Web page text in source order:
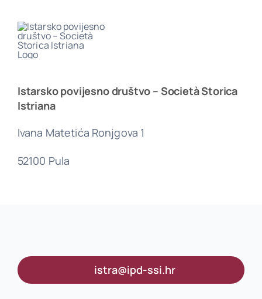
Istarsko povijesno društvo – Società Storica
Istriana
Ivana Matetića Ronjgova 1
52100 Pula
istra@ipd-ssi.hr